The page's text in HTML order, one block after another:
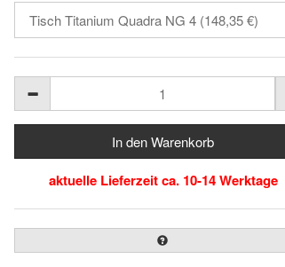
aktuelle Lieferzeit ca. 10-14 Werktage